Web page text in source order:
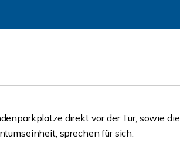
direkt vor der Tür, sowie die
sprechen für sich.